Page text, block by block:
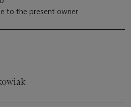
to the present owner